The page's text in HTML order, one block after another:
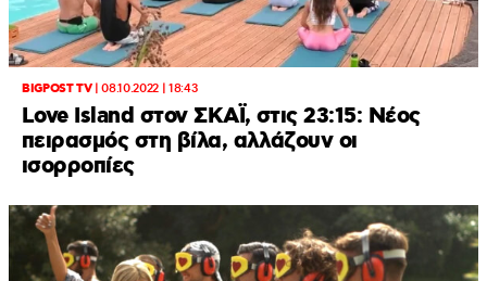
BIGPOST TV|08.10.2022 | 18:43
Love Island στον ΣΚΑΪ, στις 23:15: Νέος
πειρασμός στη βίλα, αλλάζουν οι
ισορροπίες